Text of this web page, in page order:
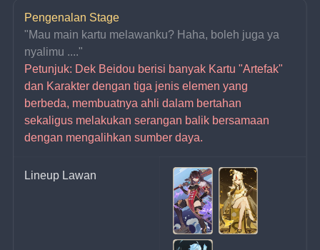
Pengenalan Stage
"Mau main kartu melawanku? Haha, boleh juga ya
nyalimu ...."
Petunjuk: Dek Beidou berisi banyak Kartu "Artefak"
dan Karakter dengan tiga jenis elemen yang
berbeda, membuatnya ahli dalam bertahan
sekaligus melakukan serangan balik bersamaan
dengan mengalihkan sumber daya.
Lineup Lawan